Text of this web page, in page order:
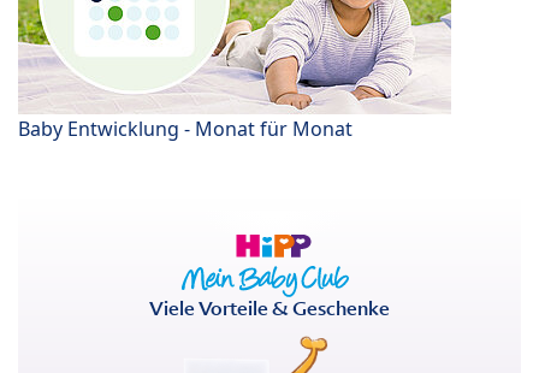
Baby Entwicklung - Monat für Monat
Viele Vorteile & Geschenke